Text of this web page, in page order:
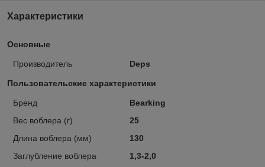
Характеристики
Основные
Производитель Deps
Пользовательские характеристики
Бренд
Bearking
Вес воблера (г)
25
Длина воблера (мм)
130
Заглубление воблера
1,3-2,0